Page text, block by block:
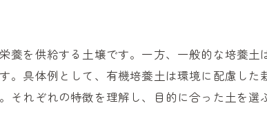
な有機培養土の特徴とは
に優れた有機培養土の見分け方
分と健康な植物育成への影響
を供給する土壌です。一方、一般的な培養土
具体例として、有機培養土は環境に配慮した
れぞれの特徴を理解し、目的に合った土を選